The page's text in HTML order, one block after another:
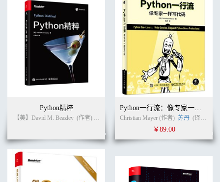
Python精粹
【美】David M. Beazley (作者) 卢俊祥 (译者)
Christian Mayer (作者) 苏丹 (译者)
￥89.00